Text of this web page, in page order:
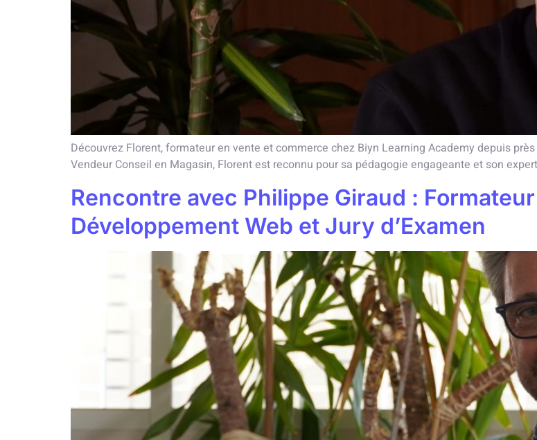
Découvrez Florent, formateur en vente et commerce chez Biyn Learning Academy depuis
Vendeur Conseil en Magasin, Florent est reconnu pour sa pédagogie engageante et son
Rencontre avec Philippe Giraud :
Développement Web et Jury d’Examen